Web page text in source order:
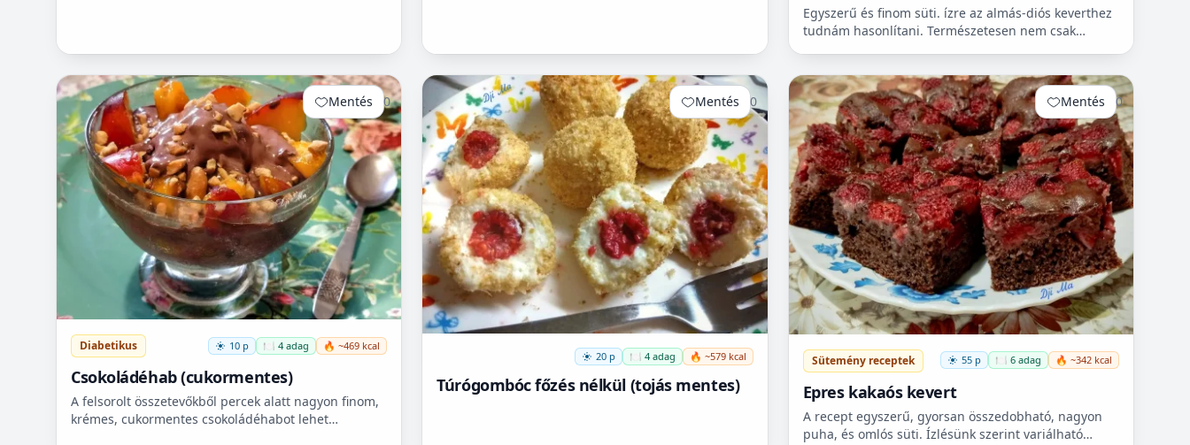
Egyszerű és finom süti. ízre az almás-diós keverthez
tudnám hasonlítani. Természetesen nem csak
Mentés 0
Diabetikus 10 p 🍽️ 4 adag 🔥 ~469 kcal
Csokoládéhab (cukormentes)
A felsorolt összetevőkből percek alatt nagyon finom,
krémes, cukormentes csokoládéhabot lehet
Mentés 0
20 p 🍽️ 4 adag 🔥 ~579 kcal
Túrógombóc főzés nélkül (tojás mentes)
Mentés 0
Sütemény receptek 55 p 🍽️ 6 adag 🔥 ~342 kcal
Epres kakaós kevert
A recept egyszerű, gyorsan összedobható, nagyon
puha, és omlós süti. Ízlésünk szerint variálható